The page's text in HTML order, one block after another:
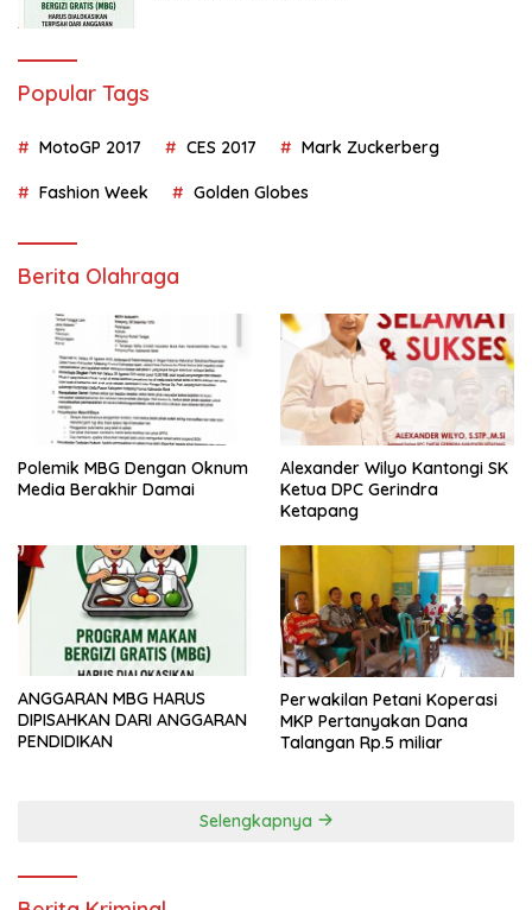
Popular Tags
MotoGP 2017 CES 2017 Mark Zuckerberg
Fashion Week Golden Globes
Berita Olahraga
Polemik MBG Dengan Oknum
Media Berakhir Damai
Alexander Wilyo Kantongi SK
Ketua DPC Gerindra
Ketapang
ANGGARAN MBG HARUS
DIPISAHKAN DARI ANGGARAN
PENDIDIKAN
Perwakilan Petani Koperasi
MKP Pertanyakan Dana
Talangan Rp.5 miliar
Selengkapnya